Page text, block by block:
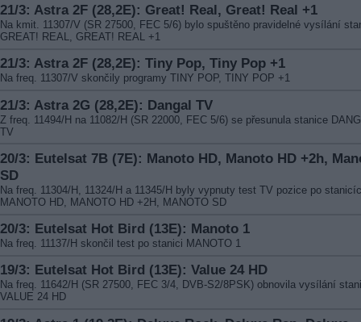
21/3: Astra 2F (28,2E): Great! Real, Great! Real +1
Na kmit. 11307/V (SR 27500, FEC 5/6) bylo spuštěno pravidelné vysílání
GREAT! REAL, GREAT! REAL +1
21/3: Astra 2F (28,2E): Tiny Pop, Tiny Pop +1
Na freq. 11307/V skončily programy TINY POP, TINY POP +1
21/3: Astra 2G (28,2E): Dangal TV
Z freq. 11494/H na 11082/H (SR 22000, FEC 5/6) se přesunula stanice
TV
20/3: Eutelsat 7B (7E): Manoto HD, Manoto HD +2h,
SD
Na freq. 11304/H, 11324/H a 11345/H byly vypnuty test TV pozice po
MANOTO HD, MANOTO HD +2H, MANOTO SD
20/3: Eutelsat Hot Bird (13E): Manoto 1
Na freq. 11137/H skončil test po stanici MANOTO 1
19/3: Eutelsat Hot Bird (13E): Value 24 HD
Na freq. 11642/H (SR 27500, FEC 3/4, DVB-S2/8PSK) obnovila vysílání
VALUE 24 HD